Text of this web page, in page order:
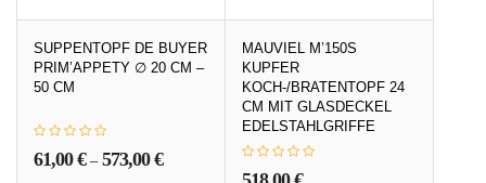
SUPPENTOPF DE BUYER
PRIM’APPETY ∅ 20 CM –
50 CM
61,00€– 573,00€
MAUVIEL M’150S
KUPFER
KOCH-/BRATENTOPF 24
CM MIT GLASDECKEL
EDELSTAHLGRIFFE